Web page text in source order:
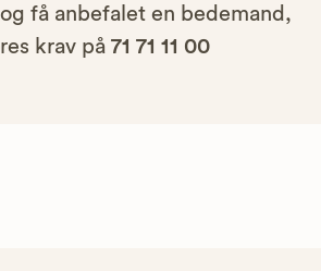
få anbefalet en bedemand,
krav på 71 71 11 00